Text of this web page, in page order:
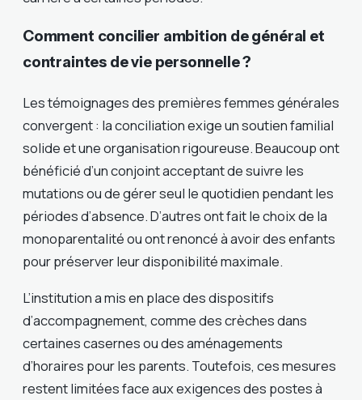
Comment concilier ambition de général et
contraintes de vie personnelle ?
Les témoignages des premières femmes générales
convergent : la conciliation exige un soutien familial
solide et une organisation rigoureuse. Beaucoup ont
bénéficié d’un conjoint acceptant de suivre les
mutations ou de gérer seul le quotidien pendant les
périodes d’absence. D’autres ont fait le choix de la
monoparentalité ou ont renoncé à avoir des enfants
pour préserver leur disponibilité maximale.
L’institution a mis en place des dispositifs
d’accompagnement, comme des crèches dans
certaines casernes ou des aménagements
d’horaires pour les parents. Toutefois, ces mesures
restent limitées face aux exigences des postes à